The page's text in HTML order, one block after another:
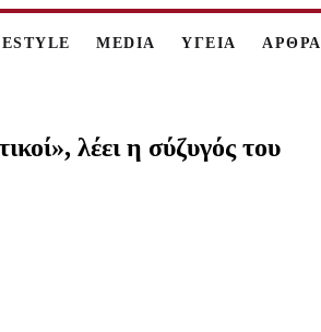
MEDIA ΥΓΕΙΑ ΑΡΘΡΑ
λέει η σύζυγός του